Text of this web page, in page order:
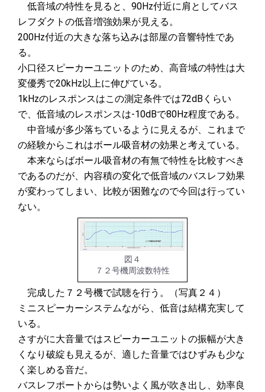
低音域の特性を見ると、90Hz付近に肩としてバス
レフダクトの低音増強効果が見える。
200Hz付近の大きな落ち込みは部屋の音響特性であ
る。
小口径スピーカーユニットのため、高音域の特性は大
変優秀で20kHz以上に伸びている。
1kHzのレスポンスはこの測定条件では72dBくらい
で、低音域のレスポンスは-10dBで80Hz程度である。
中音域が多少落ちているように見えるが、これまで
の経験からこれはボール吸音材の効果と考えている。
本来ならばボール吸音材の有無で特性を比較すべき
であるのだが、内容積の変化で低音域のバスレフ効果
が変わってしまい、比較が困難なので今回は行ってい
ない。
図４
７２号機周波数特性
完成した７２号機で試聴を行う。（写真２４）
ミニスピーカーシステムながら、低音は結構充実して
いる。
さすがに大音量ではスピーカーユニットの振幅が大き
くなり破綻も見えるが、適した音量ではひずみも少な
く楽しめる音だ。
バスレフポートからは勢いよく風が吹き出し、効率良